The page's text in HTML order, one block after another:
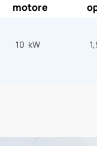
motore
10 kW